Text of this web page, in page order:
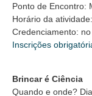
Ponto de Encontro:
Horário da
Credenciamento:
Inscrições
Brincar é Ciência
Quando e onde?